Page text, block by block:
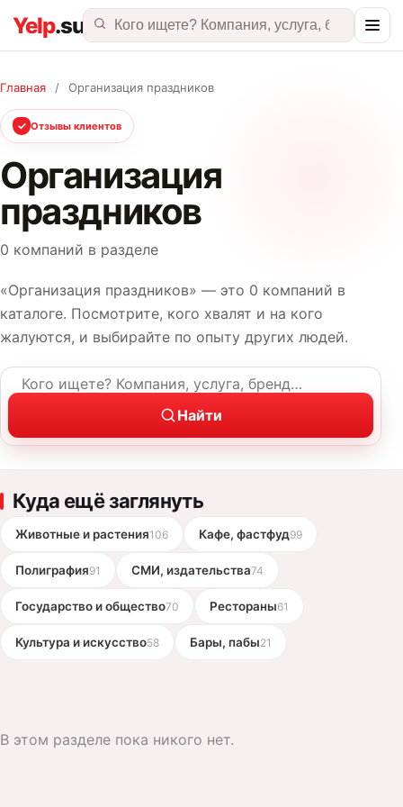
Главная / Организация праздников
✓ Отзывы клиентов
Организация
праздников
0 компаний в разделе
«Организация праздников» — это 0 компаний в
каталоге. Посмотрите, кого хвалят и на кого
жалуются, и выбирайте по опыту других людей.
Название компании или услуга
Найти
Куда ещё заглянуть
Животные и растения106 Кафе, фастфуд99
Полиграфия91 СМИ, издательства74
Государство и общество70 Рестораны61
Культура и искусство58 Бары, пабы21
В этом разделе пока никого нет.